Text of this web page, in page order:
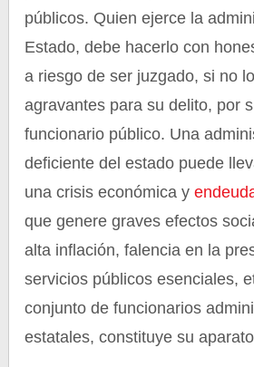
públicos. Quien ejerce la
Estado, debe hacerlo con
a riesgo de ser juzgado, si no
agravantes para su delito, por
funcionario público. Una
deficiente del estado puede
una crisis económica y
que genere graves efectos
alta inflación, falencia en la
servicios públicos esenciales,
conjunto de funcionarios
estatales, constituye su aparato